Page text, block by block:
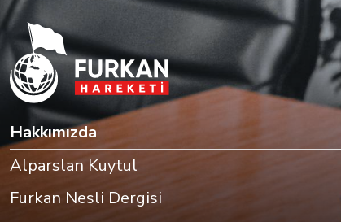
Hakkımızda
Alparslan Kuytul
Furkan Nesli Dergisi